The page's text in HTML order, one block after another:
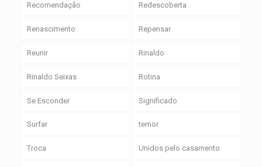
Recomendação Redescoberta
Renascimento Repensar
Reunir Rinaldo
Rinaldo Seixas Rotina
Se Esconder Significado
Surfar temor
Troca Unidos pelo casamento